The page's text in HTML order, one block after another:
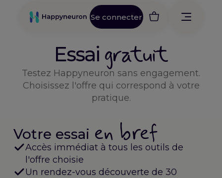
Se connecter
Essai gratuit
Testez Happyneuron sans engagement.
Choisissez l'offre qui correspond à votre
pratique.
Votre essai en bref
Accès immédiat à tous les outils de
l'offre choisie
Un rendez-vous découverte de 30